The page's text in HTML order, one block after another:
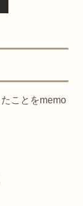
ことをmemo